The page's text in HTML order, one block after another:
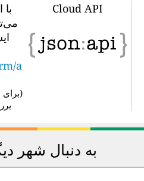
Cloud API
a
به دنبال شهر